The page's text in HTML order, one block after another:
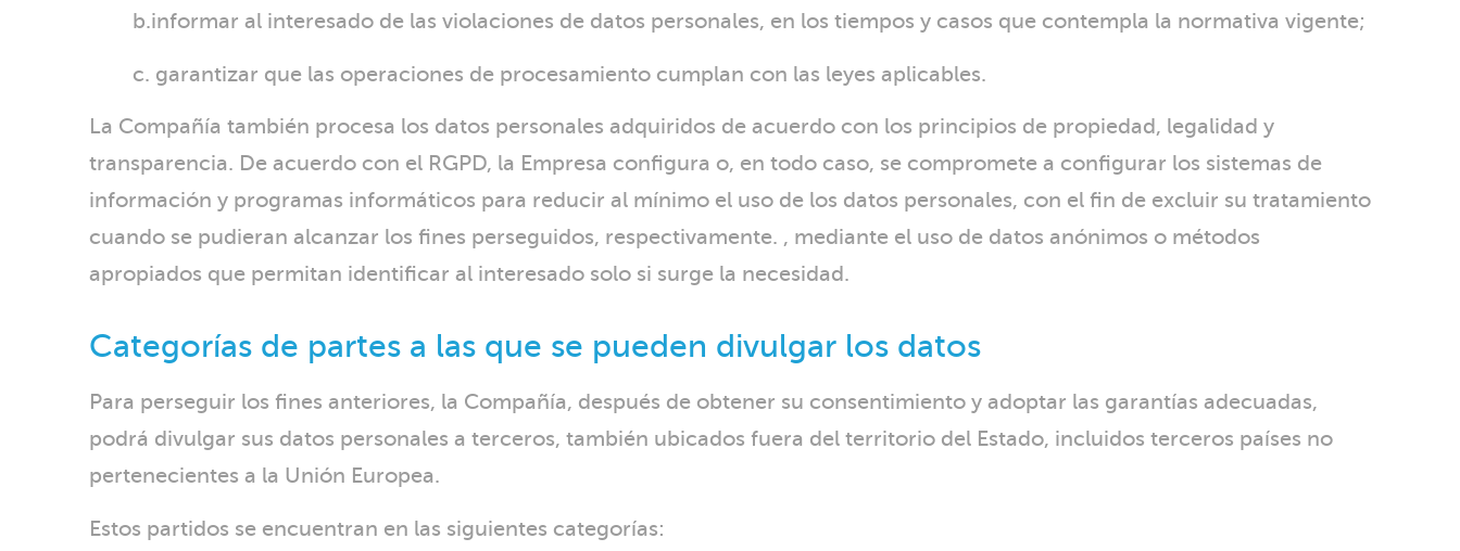
b.informar al interesado de las violaciones de datos personales, en los tiempos y casos que contempla la normativa vigente;
c. garantizar que las operaciones de procesamiento cumplan con las leyes aplicables.
La Compañía también procesa los datos personales adquiridos de acuerdo con los principios de propiedad, legalidad y
transparencia. De acuerdo con el RGPD, la Empresa configura o, en todo caso, se compromete a configurar los sistemas de
información y programas informáticos para reducir al mínimo el uso de los datos personales, con el fin de excluir su tratamiento
cuando se pudieran alcanzar los fines perseguidos, respectivamente. , mediante el uso de datos anónimos o métodos
apropiados que permitan identificar al interesado solo si surge la necesidad.
Categorías de partes a las que se pueden divulgar los datos
Para perseguir los fines anteriores, la Compañía, después de obtener su consentimiento y adoptar las garantías adecuadas,
podrá divulgar sus datos personales a terceros, también ubicados fuera del territorio del Estado, incluidos terceros países no
pertenecientes a la Unión Europea.
Estos partidos se encuentran en las siguientes categorías: